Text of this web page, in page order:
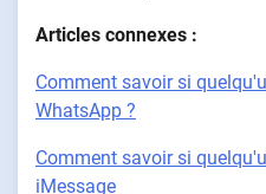
Articles connexes :
Comment savoir si
WhatsApp ?
Comment savoir si
iMessage